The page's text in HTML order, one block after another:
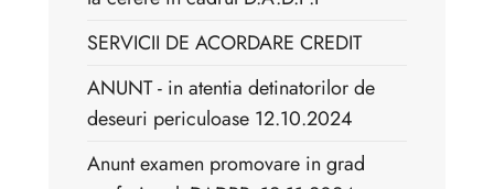
SERVICII DE ACORDARE CREDIT
ANUNT - in atentia detinatorilor de
deseuri periculoase 12.10.2024
Anunt examen promovare in grad